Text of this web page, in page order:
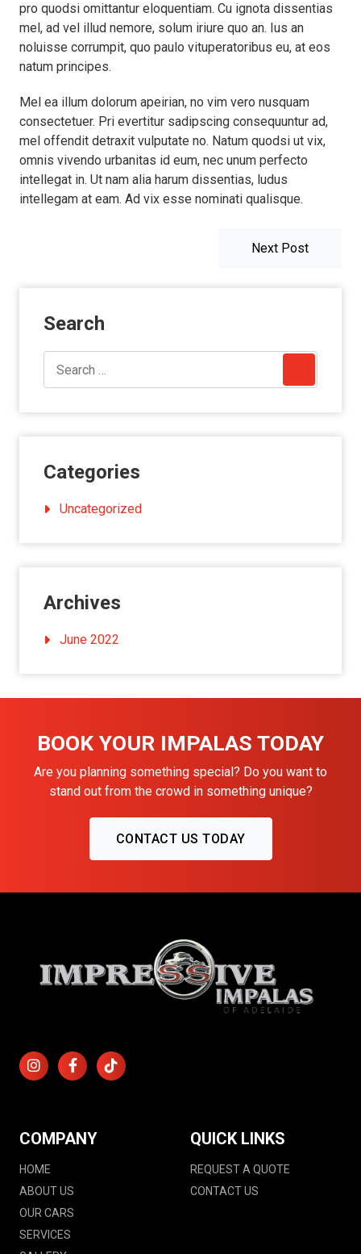
pro quodsi omittantur eloquentiam. Cu ignota dissentias
mel, ad vel illud nemore, solum iriure quo an. Ius an
noluisse corrumpit, quo paulo vituperatoribus eu, at eos
natum principes.
Mel ea illum dolorum apeirian, no vim vero nusquam
consectetuer. Pri evertitur sadipscing consequuntur ad,
mel offendit detraxit vulputate no. Natum quodsi ut vix,
omnis vivendo urbanitas id eum, nec unum perfecto
intellegat in. Ut nam alia harum dissentias, ludus
intellegam at eam. Ad vix esse nominati qualisque.
Next PostNext
Search
Categories
Uncategorized
Archives
June 2022
BOOK YOUR IMPALAS TODAY
Are you planning something special? Do you want to
stand out from the crowd in something unique?
CONTACT US TODAY
COMPANY
HOME
ABOUT US
OUR CARS
SERVICES
QUICK LINKS
REQUEST A QUOTE
CONTACT US